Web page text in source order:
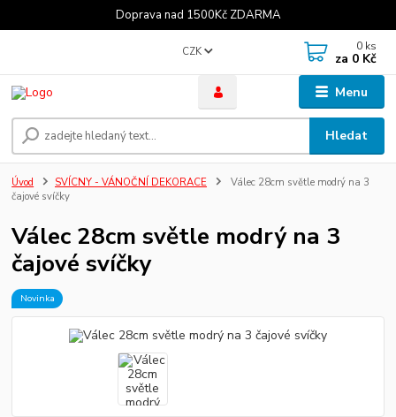
Doprava nad 1500Kč ZDARMA
Menu
CZK
Hledat
0 ks
za 0 Kč
Úvod SVÍCNY - VÁNOČNÍ DEKORACE
Válec 28cm světle modrý na 3
čajové svíčky
Válec 28cm světle modrý na 3
čajové svíčky
Novinka